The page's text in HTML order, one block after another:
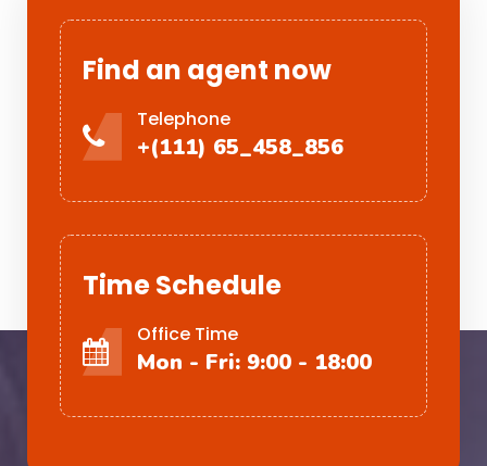
Find an agent now
Telephone
+(111) 65_458_856
Time Schedule
Office Time
Mon - Fri: 9:00 - 18:00